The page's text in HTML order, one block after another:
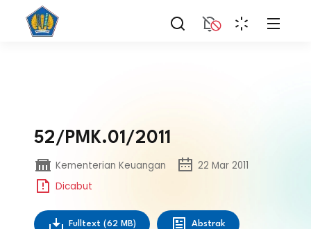
52/PMK.01/2011
Kementerian Keuangan
22 Mar 2011
Dicabut
Fulltext (62 MB) Abstrak